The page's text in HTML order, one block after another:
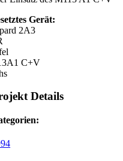
Gerät:
2A3
C+V
Details